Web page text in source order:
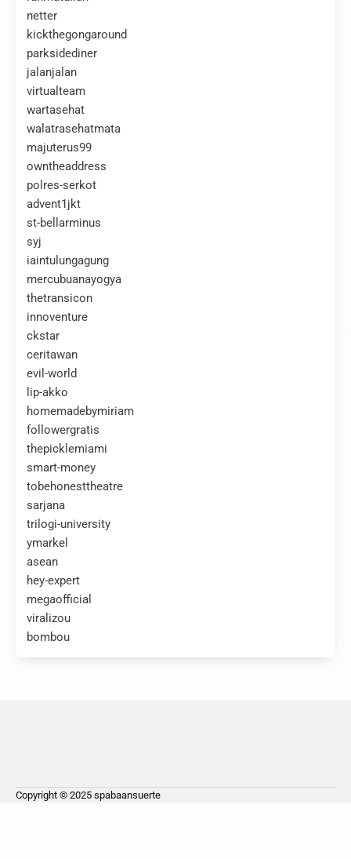
netter
kickthegongaround
parksidediner
jalanjalan
virtualteam
wartasehat
walatrasehatmata
majuterus99
owntheaddress
polres-serkot
advent1jkt
st-bellarminus
syj
iaintulungagung
mercubuanayogya
thetransicon
innoventure
ckstar
ceritawan
evil-world
lip-akko
homemadebymiriam
followergratis
thepicklemiami
smart-money
tobehonesttheatre
sarjana
trilogi-university
ymarkel
asean
hey-expert
megaofficial
viralizou
bombou
Copyright © 2025 spabaansuerte